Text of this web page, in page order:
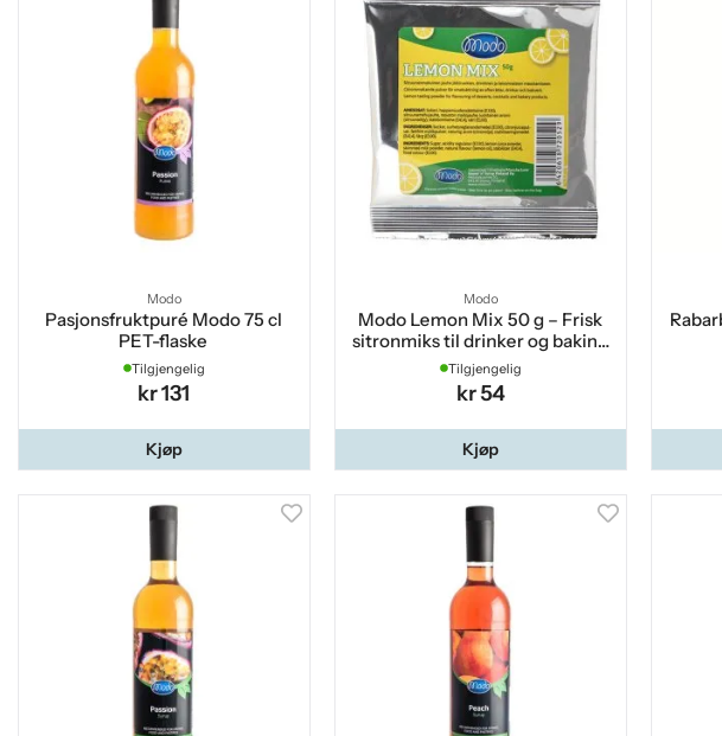
Modo
Pasjonsfruktpuré Modo 75 cl
PET-flaske
Tilgjengelig
kr 131
Kjøp
Modo
Modo Lemon Mix 50 g – Frisk
sitronmiks til drinker og baking
m.m.
Tilgjengelig
kr 54
Kjøp